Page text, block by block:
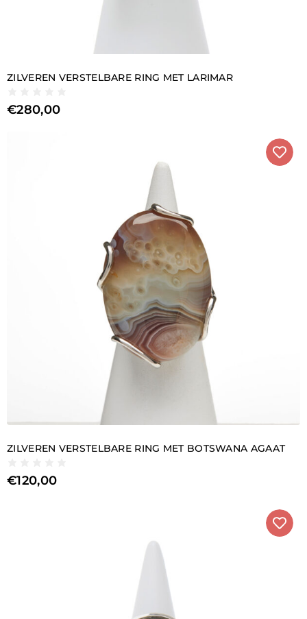
ZILVEREN VERSTELBARE RING MET LARIMAR
€280,00
ZILVEREN VERSTELBARE RING MET BOTSWANA AGAAT
€120,00